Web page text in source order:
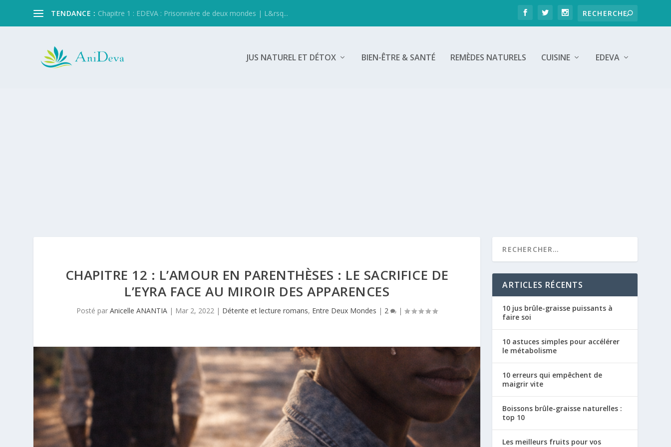
TENDANCE : Chapitre 1 : EDEVA : Prisonnière de deux mondes | L&rsq...
JUS NATUREL ET DÉTOX BIEN-ÊTRE & SANTÉ REMÈDES NATURELS CUISINE EDEVA
CHAPITRE 12 : L’AMOUR EN PARENTHÈSES : LE SACRIFICE DE
L’EYRA FACE AU MIROIR DES APPARENCES
Posté parAnicelle ANANTIA | Mar 2, 2022 | Détente et lecture romans, Entre Deux Mondes | 2 |
ARTICLES RÉCENTS
10 jus brûle-graisse puissants à
faire soi
10 astuces simples pour accélérer
le métabolisme
10 erreurs qui empêchent de
maigrir vite
Boissons brûle-graisse naturelles :
top 10
Les meilleurs fruits pour vos